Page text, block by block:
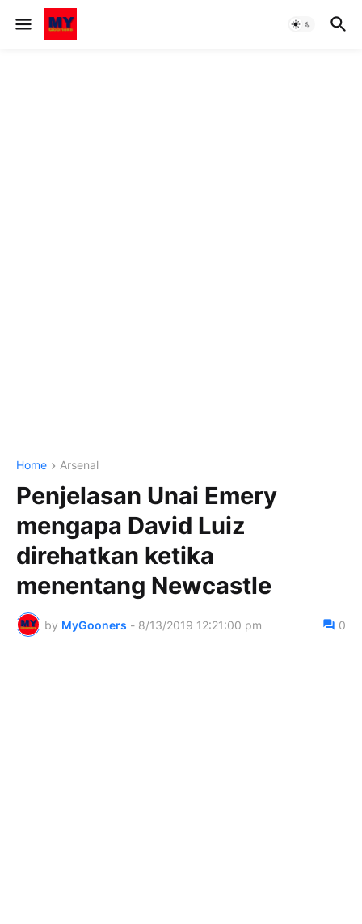
Home Arsenal
Penjelasan Unai Emery
mengapa David Luiz
direhatkan ketika
menentang Newcastle
by MyGooners - 8/13/2019 12:21:00 pm 0